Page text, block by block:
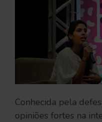
Conhecida pela
opiniões fortes na